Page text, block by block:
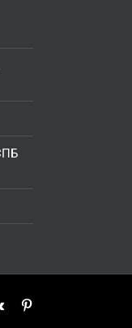
Vk